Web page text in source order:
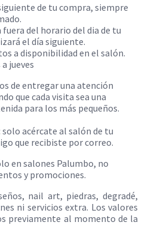
de tu compra, siempre
del horario del dia de tu
el día siguiente.
a disponibilidad en el salón.
jueves
de entregar una atención
que cada visita sea una
para los más pequeños.
: solo acércate al salón de tu
que recibiste por correo.
en salones Palumbo, no
y promociones.
nail art, piedras, degradé,
ni servicios extra. Los valores
previamente al momento de la